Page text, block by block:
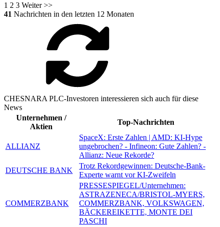
1 2 3 Weiter >>
41 Nachrichten in den letzten 12 Monaten
CHESNARA PLC-Investoren interessieren sich auch für diese
News
Unternehmen /
Aktien
Top-Nachrichten
ALLIANZ
SpaceX: Erste Zahlen | AMD: KI-Hype
ungebrochen? - Infineon: Gute Zahlen? -
Allianz: Neue Rekorde?
DEUTSCHE BANK
Trotz Rekordgewinnen: Deutsche-Bank-
Experte warnt vor KI-Zweifeln
COMMERZBANK
PRESSESPIEGEL/Unternehmen:
ASTRAZENECA/BRISTOL-MYERS,
COMMERZBANK, VOLKSWAGEN,
BÄCKEREIKETTE, MONTE DEI
PASCHI